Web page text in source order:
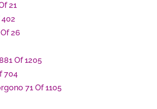
21
26
Of 1205
704
71 Of 1105